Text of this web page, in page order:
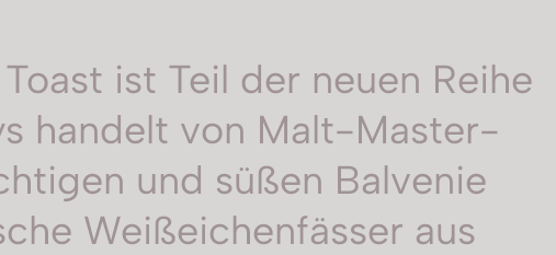
ist Teil der neuen Reihe
handelt von Malt-Master-
und süßen Balvenie
Weißeichenfässer aus